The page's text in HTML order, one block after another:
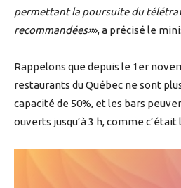
permettant la poursuite du
recommandées », a précisé le
Rappelons que depuis le 1er
restaurants du Québec ne sont
capacité de 50%, et les bars
ouverts jusqu’à 3 h, comme